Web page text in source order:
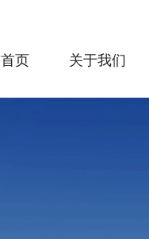
首页 关于我们